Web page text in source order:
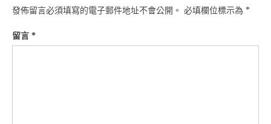
發佈留言必須填寫的電子郵件地址不會公開。 必填欄位標示為 *
留言 *